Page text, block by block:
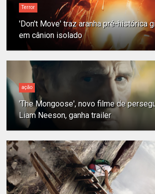
Terror
'Don't Move' traz aranha pré-histórica
em cânion isolado
ação
'The Mongoose', novo filme de
Liam Neeson, ganha trailer